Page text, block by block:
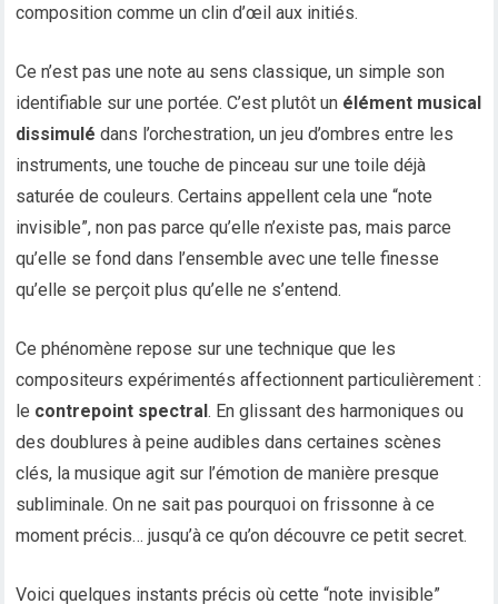
composition comme un clin d’œil aux initiés.
Ce n’est pas une note au sens classique, un simple son
identifiable sur une portée. C’est plutôt un élément musical
dissimulé dans l’orchestration, un jeu d’ombres entre les
instruments, une touche de pinceau sur une toile déjà
saturée de couleurs. Certains appellent cela une “note
invisible”, non pas parce qu’elle n’existe pas, mais parce
qu’elle se fond dans l’ensemble avec une telle finesse
qu’elle se perçoit plus qu’elle ne s’entend.
Ce phénomène repose sur une technique que les
compositeurs expérimentés affectionnent particulièrement :
le contrepoint spectral. En glissant des harmoniques ou
des doublures à peine audibles dans certaines scènes
clés, la musique agit sur l’émotion de manière presque
subliminale. On ne sait pas pourquoi on frissonne à ce
moment précis… jusqu’à ce qu’on découvre ce petit secret.
Voici quelques instants précis où cette “note invisible”